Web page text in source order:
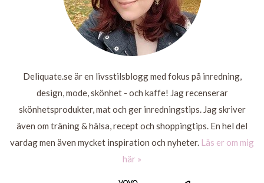
Deliquate.se är en livsstilsblogg med fokus på inredning,
design, mode, skönhet - och kaffe! Jag recenserar
skönhetsprodukter, mat och ger inredningstips. Jag skriver
även om träning & hälsa, recept och shoppingtips. En hel del
vardag men även mycket inspiration och nyheter. Läs er om mig
här »